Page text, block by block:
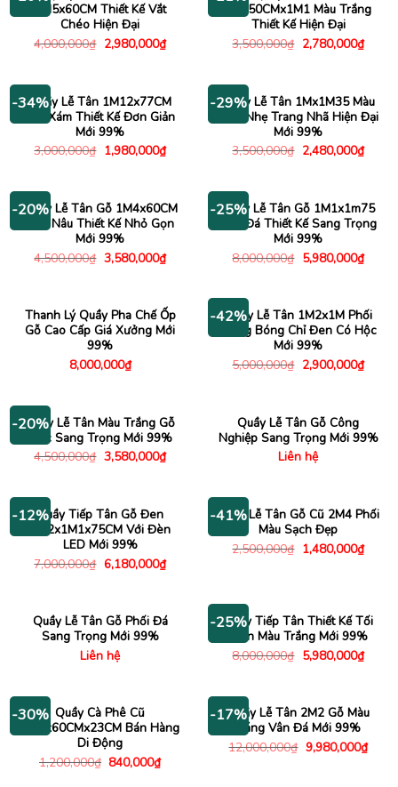
1M5x60CM Thiết Kế Vắt
Chéo Hiện Đại
4,000,000₫ Giá
gốc
2,980,000₫Giá
hiện
2,980,000₫.
1Mx50CMx1M1 Màu Trắng
Thiết Kế Hiện Đại
3,500,000₫ Giá
gốc
2,780,000₫Giá
hiện
-34%Quầy Lễ Tân 1M12x77CM
Mặt Xám Thiết Kế Đơn Giản
Mới 99%
3,000,000₫ Giá
gốc
1,980,000₫Giá
hiện
1,980,000₫.
-29%
Quầy Lễ Tân 1Mx1M35 Màu
Xám Nhẹ Trang Nhã Hiện Đại
Mới 99%
3,500,000₫ Giá
gốc
2,480,000₫Giá
hiện
-20%
Quầy Lễ Tân Gỗ 1M4x60CM
Màu Nâu Thiết Kế Nhỏ Gọn
Mới 99%
4,500,000₫ Giá
gốc
3,580,000₫Giá
hiện
3,580,000₫.
-25%
Quầy Lễ Tân Gỗ 1M1x1m75
Vân Đá Thiết Kế Sang Trọng
Mới 99%
8,000,000₫ Giá
gốc
5,980,000₫Giá
hiện
Thanh Lý Quầy Pha Chế Ốp
Gỗ Cao Cấp Giá Xưởng Mới
99%
8,000,000₫
-42%
Quầy Lễ Tân 1M2x1M Phối
Trắng Bóng Chỉ Đen Có Hộc
Mới 99%
5,000,000₫ Giá
gốc
2,900,000₫Giá
hiện
-20%
Quầy Lễ Tân Màu Trắng Gỗ
Mộc Sang Trọng Mới 99%
4,500,000₫ Giá
gốc
3,580,000₫Giá
hiện
3,580,000₫.
Quầy Lễ Tân Gỗ Công
Nghiệp Sang Trọng Mới 99%
Liên hệ
-12%Quầy Tiếp Tân Gỗ Đen
2M2x1M1x75CM Với Đèn
LED Mới 99%
7,000,000₫ Giá
gốc
6,180,000₫Giá
hiện
6,180,000₫.
-41%
Quầy Lễ Tân Gỗ Cũ 2M4 Phối
Màu Sạch Đẹp
2,500,000₫ Giá
gốc
1,480,000₫Giá
hiện
Quầy Lễ Tân Gỗ Phối Đá
Sang Trọng Mới 99%
Liên hệ
-25%
Quầy Tiếp Tân Thiết Kế Tối
Giản Màu Trắng Mới 99%
8,000,000₫ Giá
gốc
5,980,000₫Giá
hiện
-30% Quầy Cà Phê Cũ
1M8x60CMx23CM Bán Hàng
Di Động
1,200,000₫ Giá
840,000₫Giá
hiện
-17%Quầy Lễ Tân 2M2 Gỗ Màu
Sáng Vân Đá Mới 99%
12,000,000₫ Giá
gốc
9,980,000₫Giá
hiện